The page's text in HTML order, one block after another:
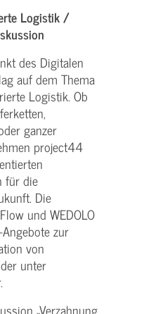
Logistik /
des Digitalen
auf dem Thema
Logistik. Ob
ganzer
project44
für die
Die
und WEDOLO
zur
von
unter
„Verzahnung